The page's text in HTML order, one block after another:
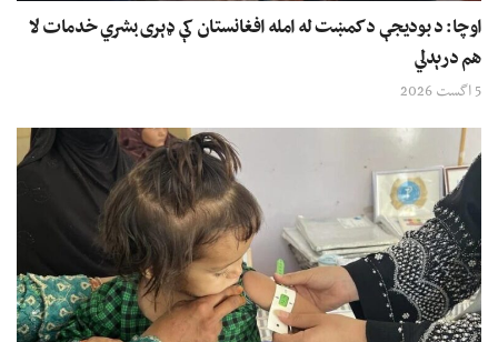
اوچا: د بودیجې د کمښت له امله افغانستان کې ډېری بشري خدمات لا
هم درېدلي
5 اگست 2026